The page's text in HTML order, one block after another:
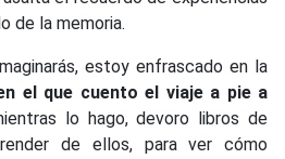
de la memoria.
estoy enfrascado en la
el que cuento el viaje a pie a
lo hago, devoro libros de
de ellos, para ver cómo